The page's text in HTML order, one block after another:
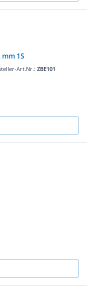
1S
Art.Nr.: ZBE101